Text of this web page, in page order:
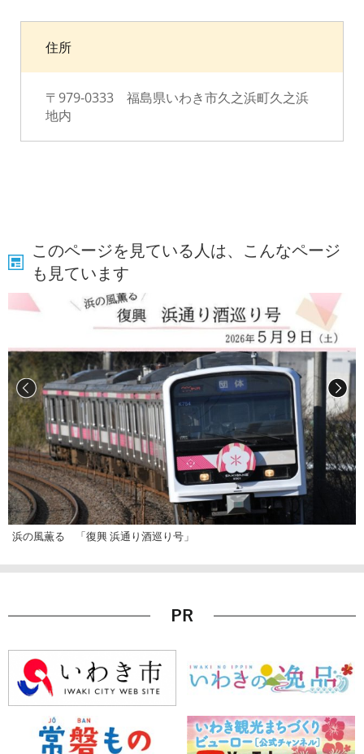
住所
〒979-0333 福島県いわき市久之浜町久之浜
地内
このページを見ている人は、こんなページ
も見ています
浜の風薫る 「復興 浜通り酒巡り号」